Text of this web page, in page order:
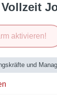
aktivieren!
und